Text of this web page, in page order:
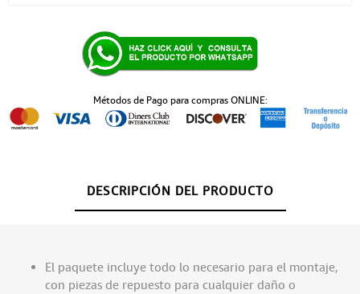
Métodos de Pago para compras ONLINE:
DESCRIPCIÓN DEL PRODUCTO
El paquete incluye todo lo necesario para el montaje,
con piezas de repuesto para cualquier daño o